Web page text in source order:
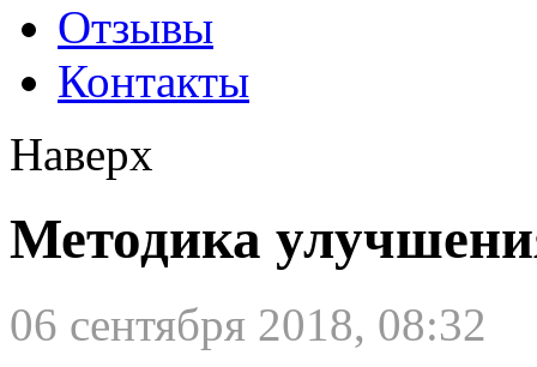
Отзывы
Контакты
Наверх
Методика
06 сентября 2018, 08:32